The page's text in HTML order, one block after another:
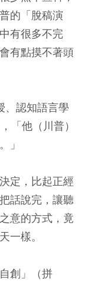
的「脫稿演
有很多不完
有點摸不著頭
、認知語言學
「他（川普）
」
定，比起正經
話說完，讓聽
意的方式，竟
一樣。
創」（拼